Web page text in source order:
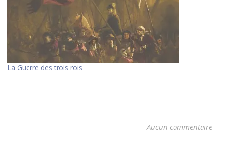
La Guerre des trois rois
Aucun commentaire